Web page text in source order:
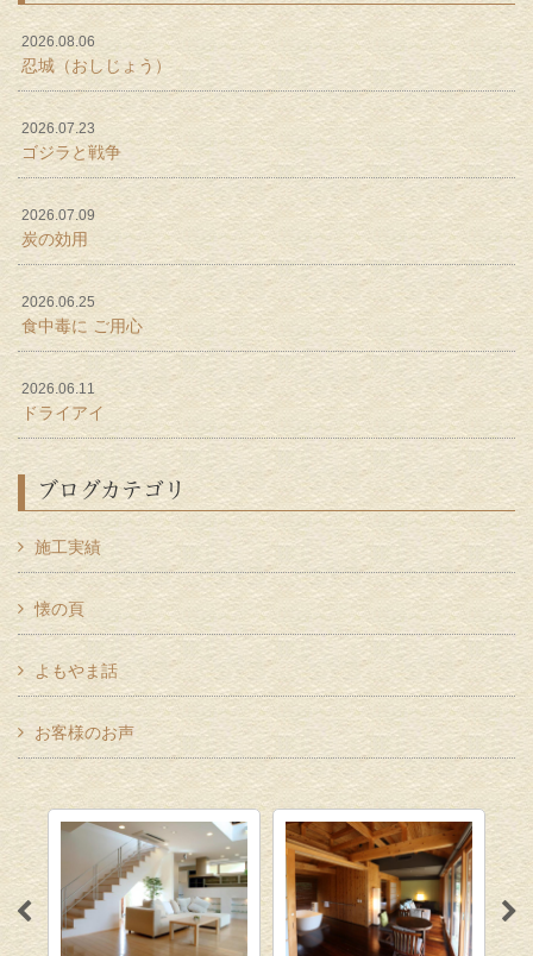
2026.08.06
忍城（おしじょう）
2026.07.23
ゴジラと戦争
2026.07.09
炭の効用
2026.06.25
食中毒に ご用心
2026.06.11
ドライアイ
ブログカテゴリ
施工実績
懐の頁
よもやま話
お客様のお声